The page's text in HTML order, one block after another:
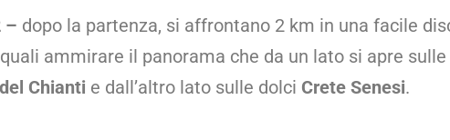
– dopo la partenza, si affrontano 2 km in una facile
ammirare il panorama che da un lato si apre
Chianti e dall’altro lato sulle dolci Crete Senesi.